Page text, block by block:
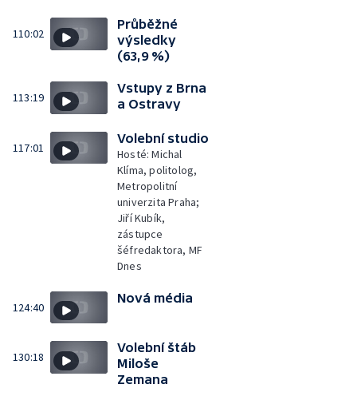
110:02
Průběžné
výsledky
(63,9 %)
113:19
Vstupy z Brna
a Ostravy
117:01
Volební studio
Hosté: Michal
Klíma, politolog,
Metropolitní
univerzita Praha;
Jiří Kubík,
zástupce
šéfredaktora, MF
Dnes
124:40
Nová média
130:18
Volební štáb
Miloše
Zemana